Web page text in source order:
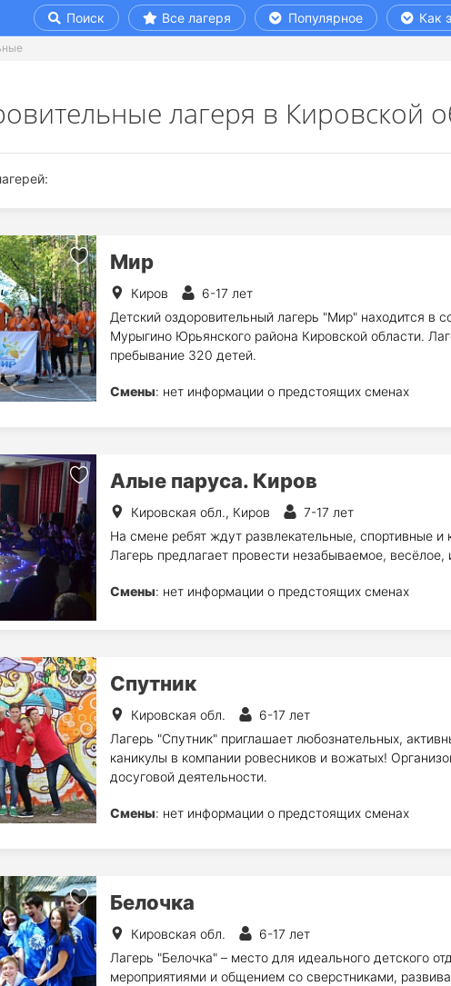
Поиск Все лагеря Популярное Как
лагеря в Кировской
Мир
Киров
6-17 лет
Детский оздоровительный лагерь "Мир" находится в
Мурыгино Юрьянского района Кировской области.
пребывание 320 детей.
Смены: нет информации о предстоящих сменах
Алые паруса. Киров
Кировская обл., Киров
7-17 лет
На смене ребят ждут развлекательные, спортивные и
Лагерь предлагает провести незабываемое, весёлое,
Смены: нет информации о предстоящих сменах
Спутник
Кировская обл.
6-17 лет
Лагерь "Спутник" приглашает любознательных,
каникулы в компании ровесников и вожатых!
досуговой деятельности.
Смены: нет информации о предстоящих сменах
Белочка
Кировская обл.
6-17 лет
Лагерь "Белочка" – место для идеального детского
мероприятиями и общением со сверстниками,